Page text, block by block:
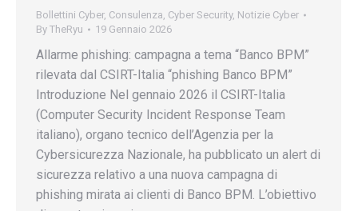
Bollettini Cyber, Consulenza Cyber Security, Notizie Cyber
By TheRyu 19 Gennaio 2026
Allarme phishing: campagna a tema “Banco BPM”
rilevata dal CSIRT-Italia “phishing Banco BPM”
Introduzione Nel gennaio 2026 il CSIRT-Italia
(Computer Security Incident Response Team
italiano), organo tecnico dell’Agenzia per la
Cybersicurezza Nazionale, ha pubblicato un alert di
sicurezza relativo a una nuova campagna di
phishing mirata ai clienti di Banco BPM. L’obiettivo